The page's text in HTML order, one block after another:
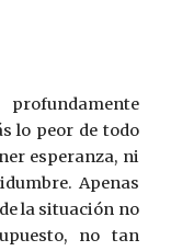
lo peor de todo
esperanza, ni
Apenas
la situación no
no tan